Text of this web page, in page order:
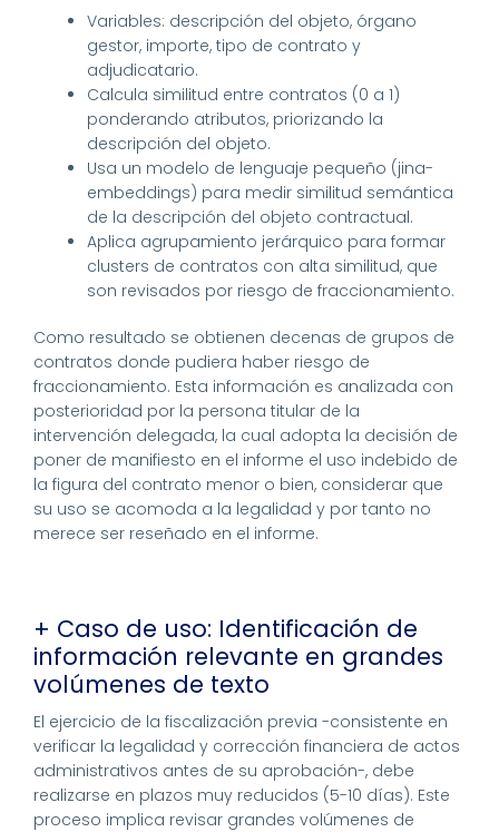
Variables: descripción del objeto, órgano
gestor, importe, tipo de contrato y
adjudicatario.
Calcula similitud entre contratos (0 a 1)
ponderando atributos, priorizando la
descripción del objeto.
Usa un modelo de lenguaje pequeño (jina-
embeddings) para medir similitud semántica
de la descripción del objeto contractual.
Aplica agrupamiento jerárquico para formar
clusters de contratos con alta similitud, que
son revisados por riesgo de fraccionamiento.
Como resultado se obtienen decenas de grupos de
contratos donde pudiera haber riesgo de
fraccionamiento. Esta información es analizada con
posterioridad por la persona titular de la
intervención delegada, la cual adopta la decisión de
poner de manifiesto en el informe el uso indebido de
la figura del contrato menor o bien, considerar que
su uso se acomoda a la legalidad y por tanto no
merece ser reseñado en el informe.
+ Caso de uso: Identificación de
información relevante en grandes
volúmenes de texto
El ejercicio de la fiscalización previa -consistente en
verificar la legalidad y corrección financiera de actos
administrativos antes de su aprobación-, debe
realizarse en plazos muy reducidos (5-10 días). Este
proceso implica revisar grandes volúmenes de